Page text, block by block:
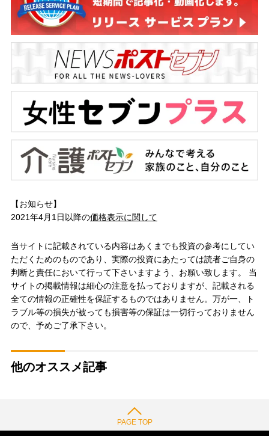
【お知らせ】
2021年4月1日以降の価格表示に関して
当サイトに記載されている内容はあくまでも投資の参考にしてい
ただくためのものであり、実際の投資にあたっては読者ご自身の
判断と責任において行って下さいますよう、お願い致します。 当
サイトの掲載情報は細心の注意を払っておりますが、記載される
全ての情報の正確性を保証するものではありません。万が一、ト
ラブル等の損失が被っても損害等の保証は一切行っておりません
ので、予めご了承下さい。
他のオススメ記事
PAGE TOP